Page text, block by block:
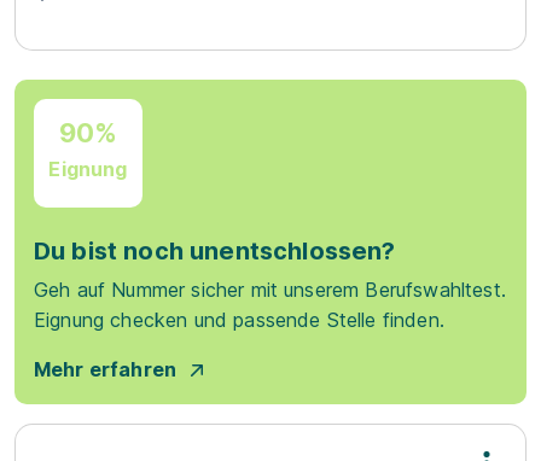
90%
Eignung
Du bist noch unentschlossen?
Geh auf Nummer sicher mit unserem Berufswahltest.
Eignung checken und passende Stelle finden.
Mehr erfahren